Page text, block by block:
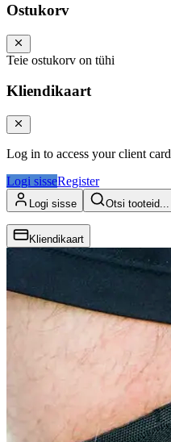
Ostukorv
Teie ostukorv on tühi
Kliendikaart
Log in to access your client card
Logi sisseRegister
Logi sisse Otsi tooteid...
Kliendikaart